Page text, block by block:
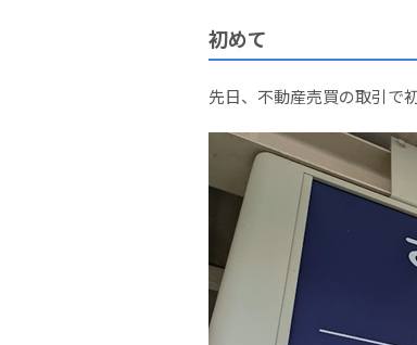
初めて
先日、不動産売買の取引で